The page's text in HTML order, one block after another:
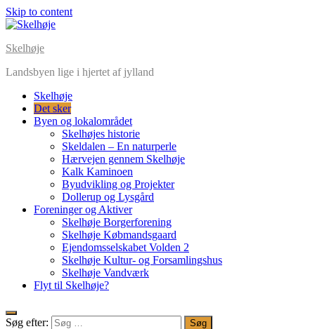
Skip to content
Skelhøje
Landsbyen lige i hjertet af jylland
Skelhøje
Det sker
Byen og lokalområdet
Skelhøjes historie
Skeldalen – En naturperle
Hærvejen gennem Skelhøje
Kalk Kaminoen
Byudvikling og Projekter
Dollerup og Lysgård
Foreninger og Aktiver
Skelhøje Borgerforening
Skelhøje Købmandsgaard
Ejendomsselskabet Volden 2
Skelhøje Kultur- og Forsamlingshus
Skelhøje Vandværk
Flyt til Skelhøje?
Søg efter: